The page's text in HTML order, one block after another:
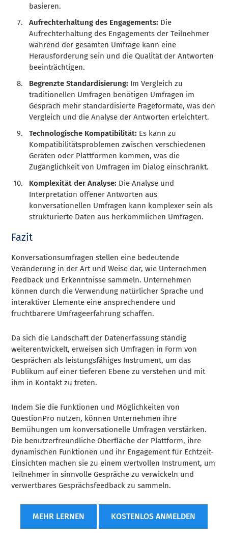
basieren.
Aufrechterhaltung des Engagements: Die
Aufrechterhaltung des Engagements der Teilnehmer
während der gesamten Umfrage kann eine
Herausforderung sein und die Qualität der Antworten
beeinträchtigen.
Begrenzte Standardisierung: Im Vergleich zu
traditionellen Umfragen benötigen Umfragen im
Gespräch mehr standardisierte Frageformate, was den
Vergleich und die Analyse der Antworten erleichtert.
Technologische Kompatibilität: Es kann zu
Kompatibilitätsproblemen zwischen verschiedenen
Geräten oder Plattformen kommen, was die
Zugänglichkeit von Umfragen im Dialog einschränkt.
Komplexität der Analyse: Die Analyse und
Interpretation offener Antworten aus
konversationellen Umfragen kann komplexer sein als
strukturierte Daten aus herkömmlichen Umfragen.
Fazit
Konversationsumfragen stellen eine bedeutende
Veränderung in der Art und Weise dar, wie Unternehmen
Feedback und Erkenntnisse sammeln. Unternehmen
können durch die Verwendung natürlicher Sprache und
interaktiver Elemente eine ansprechendere und
fruchtbarere Umfrageerfahrung schaffen.
Da sich die Landschaft der Datenerfassung ständig
weiterentwickelt, erweisen sich Umfragen in Form von
Gesprächen als leistungsfähiges Instrument, um das
Publikum auf einer tieferen Ebene zu verstehen und mit
ihm in Kontakt zu treten.
Indem Sie die Funktionen und Möglichkeiten von
QuestionPro nutzen, können Unternehmen ihre
Bemühungen um konversationelle Umfragen verstärken.
Die benutzerfreundliche Oberfläche der Plattform, ihre
dynamischen Funktionen und ihr Engagement für Echtzeit-
Einsichten machen sie zu einem wertvollen Instrument, um
Teilnehmer in sinnvolle Gespräche zu verwickeln und
verwertbares Gesprächsfeedback zu sammeln.
MEHR LERNEN KOSTENLOS ANMELDEN